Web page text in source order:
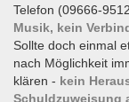
Telefon (09666-
Musik, kein
Sollte doch einmal
nach Möglichkeit
klären - kein
Schuldzuweisung